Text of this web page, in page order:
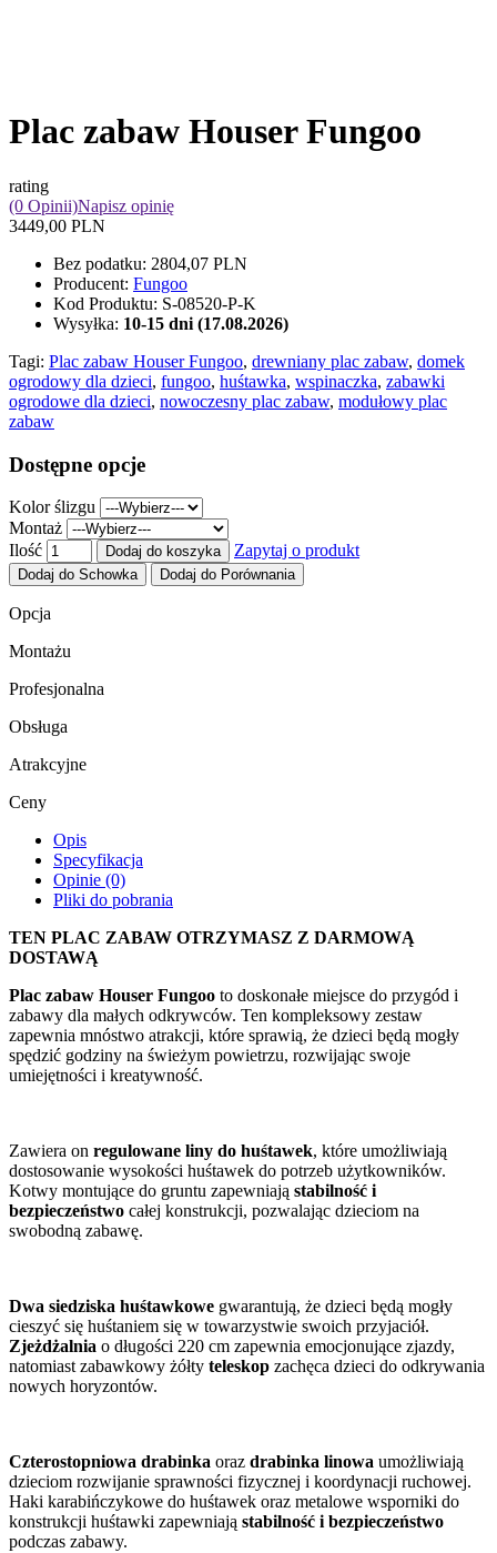
Plac zabaw Houser Fungoo
rating
(0 Opinii)Napisz opinię
3449,00 PLN
Bez podatku: 2804,07 PLN
Producent: Fungoo
Kod Produktu: S-08520-P-K
Wysyłka: 10-15 dni (17.08.2026)
Tagi: Plac zabaw Houser Fungoo, drewniany plac zabaw, domek
ogrodowy dla dzieci, fungoo, huśtawka, wspinaczka, zabawki
ogrodowe dla dzieci, nowoczesny plac zabaw, modułowy plac
zabaw
Dostępne opcje
Kolor ślizgu
Montaż
Ilość
Dodaj do koszyka Zapytaj o produkt
Dodaj do Schowka Dodaj do Porównania
Opcja
Montażu
Profesjonalna
Obsługa
Atrakcyjne
Ceny
Opis
Specyfikacja
Opinie (0)
Pliki do pobrania
TEN PLAC ZABAW OTRZYMASZ Z DARMOWĄ
DOSTAWĄ
Plac zabaw Houser Fungoo to doskonałe miejsce do przygód i
zabawy dla małych odkrywców. Ten kompleksowy zestaw
zapewnia mnóstwo atrakcji, które sprawią, że dzieci będą mogły
spędzić godziny na świeżym powietrzu, rozwijając swoje
umiejętności i kreatywność.
Zawiera on regulowane liny do huśtawek, które umożliwiają
dostosowanie wysokości huśtawek do potrzeb użytkowników.
Kotwy montujące do gruntu zapewniają stabilność i
bezpieczeństwo całej konstrukcji, pozwalając dzieciom na
swobodną zabawę.
Dwa siedziska huśtawkowe gwarantują, że dzieci będą mogły
cieszyć się huśtaniem się w towarzystwie swoich przyjaciół.
Zjeżdżalnia o długości 220 cm zapewnia emocjonujące zjazdy,
natomiast zabawkowy żółty teleskop zachęca dzieci do odkrywania
nowych horyzontów.
Czterostopniowa drabinka oraz drabinka linowa umożliwiają
dzieciom rozwijanie sprawności fizycznej i koordynacji ruchowej.
Haki karabińczykowe do huśtawek oraz metalowe wsporniki do
konstrukcji huśtawki zapewniają stabilność i bezpieczeństwo
podczas zabawy.